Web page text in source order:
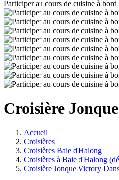
Participer au cours de cuisine à bord
Croisière
Accueil
Croisières
Croisières Baie d'Halong
Croisières à Baie d'Halong
Croisière Jonque Victory